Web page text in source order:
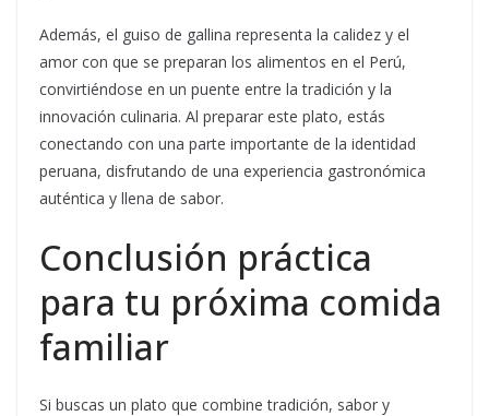
Además, el guiso de gallina representa la calidez y el
amor con que se preparan los alimentos en el Perú,
convirtiéndose en un puente entre la tradición y la
innovación culinaria. Al preparar este plato, estás
conectando con una parte importante de la identidad
peruana, disfrutando de una experiencia gastronómica
auténtica y llena de sabor.
Conclusión práctica
para tu próxima comida
familiar
Si buscas un plato que combine tradición, sabor y